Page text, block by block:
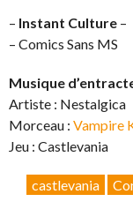
– Instant Culture –
– Comics Sans MS
Musique
Artiste : Nestalgica
Morceau : Vampire
Jeu : Castlevania
castlevania